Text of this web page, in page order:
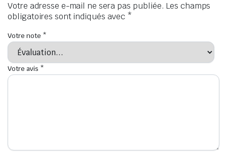
Votre adresse e-mail ne sera pas publiée. Les champs
obligatoires sont indiqués avec *
Votre note *
Votre avis *